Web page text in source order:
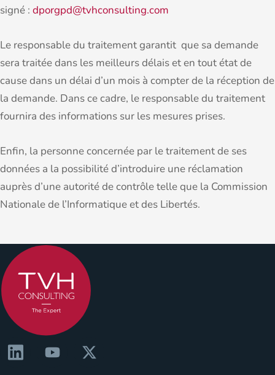
signé : dporgpd@tvhconsulting.com
Le responsable du traitement garantit que sa demande
sera traitée dans les meilleurs délais et en tout état de
cause dans un délai d’un mois à compter de la réception de
la demande. Dans ce cadre, le responsable du traitement
fournira des informations sur les mesures prises.
Enfin, la personne concernée par le traitement de ses
données a la possibilité d’introduire une réclamation
auprès d’une autorité de contrôle telle que la Commission
Nationale de l’Informatique et des Libertés.